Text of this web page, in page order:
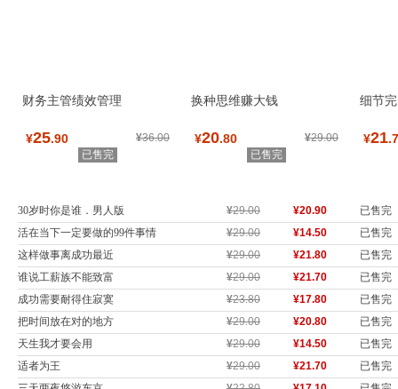
财务主管绩效管理
¥25.90 ¥36.00
已售完
换种思维赚大钱
¥20.80 ¥29.00
已售完
细节
¥21
30岁时你是谁．男人版 ¥29.00 ¥20.90
已售完
活在当下一定要做的99件事情
¥29.00 ¥14.50
已售完
这样做事离成功最近
¥29.00 ¥21.80
已售完
谁说工薪族不能致富
¥29.00 ¥21.70
已售完
成功需要耐得住寂寞
¥23.80 ¥17.80
已售完
把时间放在对的地方
¥29.00 ¥20.80
已售完
天生我才要会用
¥29.00 ¥14.50
已售完
适者为王
¥29.00 ¥21.70
已售完